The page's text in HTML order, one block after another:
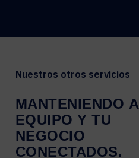
Nuestros otros servicios
MANTENIENDO A
EQUIPO Y TU
NEGOCIO
CONECTADOS.